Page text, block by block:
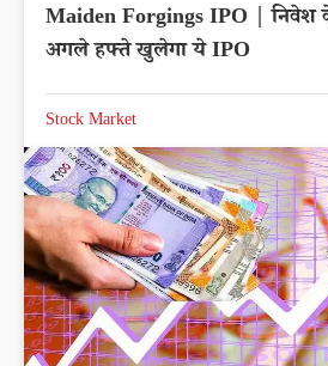
Maiden Forgings IPO | निवेश
अगले हफ्ते खुलेगा ये IPO
Stock Market